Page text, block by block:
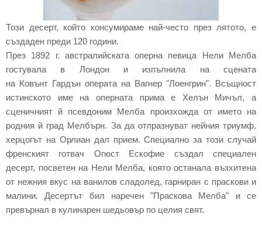
Този десерт, който консумираме най-често през лятото, е
създаден преди 120 години.
През 1892 г. австралийската оперна певица Нели Мелба
гостувала в Лондон и изпълнила на сцената
на Ковънт Гардън операта на Вагнер "Лоенгрин". Всъщност
истинското име на оперната прима е Хелън Мичъл, а
сценичният й псевдоним Мелба произхожда от името на
родния й град Мелбърн. За да отпразнуват нейния триумф,
херцогът на Орлиан дал прием. Специално за този случай
френският готвач Огюст Ескофие създал специален
десерт, посветен на Нели Мелба, която останала възхитена
от нежния вкус на ванилов сладолед, гарниран с праскови и
малини. Десертът бил наречен "Праскова Мелба" и се
превърнал в кулинарен шедьовър по целия свят.